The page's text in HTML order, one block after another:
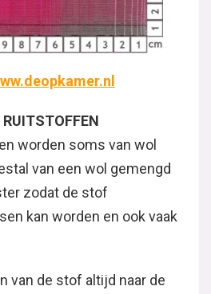
worden soms van wol
van een wol gemengd
zodat de stof
kan worden en ook vaak
van de stof altijd naar de